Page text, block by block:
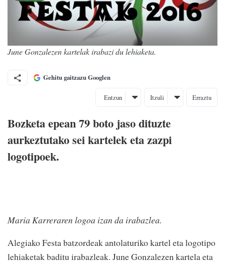
June Gonzalezen kartelak irabazi du lehiaketa.
Gehitu gaitzazu Googlen
Entzun Itzuli Erraztu
Bozketa epean 79 boto jaso dituzte
aurkeztutako sei kartelek eta zazpi
logotipoek.
Maria Karreraren logoa izan da irabazlea.
Alegiako Festa batzordeak antolaturiko kartel eta logotipo
lehiaketak baditu irabazleak. June Gonzalezen kartela eta